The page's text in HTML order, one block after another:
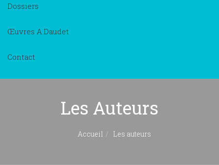
Dossiers
Œuvres A.Daudet
Contact
Les Auteurs
Accueil Les auteurs